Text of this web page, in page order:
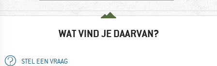
WAT VIND JE DAARVAN?
STEL EEN VRAAG